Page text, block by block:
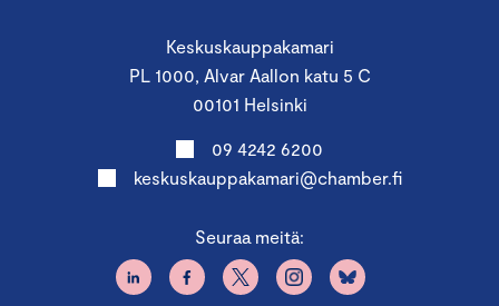
Keskuskauppakamari
PL 1000, Alvar Aallon katu 5 C
00101 Helsinki
09 4242 6200
keskuskauppakamari@chamber.fi
Seuraa meitä: